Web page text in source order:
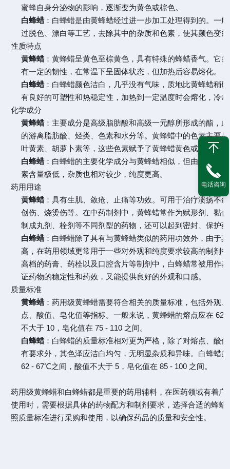
蜜蜂自身分泌物的影响，逐渐变为黄色或棕色。
白蜂蜡：白蜂蜡是由黄蜂蜡经过进一步加工处理得到的。一
过脱色、漂白等工艺，去除其中的杂质和色素，使其颜色变
性质特点
黄蜂蜡：黄蜂蜡呈黄色至棕黄色，具有特殊的蜂蜡香气。它
有一定的韧性，在常温下呈固体状态，但加热后容易熔化。
白蜂蜡：白蜂蜡颜色洁白，几乎没有气味，质地比黄蜂蜡稍
有良好的可塑性和热稳定性，加热到一定温度时会熔化，冷
化学成分
黄蜂蜡：主要成分是高级脂肪酸和高级一元醇所形成的酯，
的游离脂肪酸、烃类、色素和水分等。黄蜂蜡中的色素主要
叶黄素、胡萝卜素等，这些色素赋予了黄蜂蜡黄色或棕色的
白蜂蜡：白蜂蜡的主要化学成分与黄蜂蜡相似，但由于经过
素含量极低，杂质也相对较少，纯度更高。
药用用途
黄蜂蜡：具有生肌、敛疮、止痛等功效。可用于治疗溃疡不
创伤、烧烫伤等。在中药制剂中，黄蜂蜡常作为赋形剂、黏
制成丸剂、栓剂等不同剂型的药物，还可以起到密封、保护
白蜂蜡：白蜂蜡除了具有与黄蜂蜡类似的药用功效外，由于
高，在药用领域更常用于一些对外观和纯度要求较高的制剂
高档的药膏、药栓以及口腔含片等制剂中，白蜂蜡常被用作
证药物的稳定性和药效，又能提供良好的外观和口感。
质量标准
黄蜂蜡：药用级黄蜂蜡需要符合相关的质量标准，包括外观
点、酸值、皂化值等指标。一般来说，黄蜂蜡的熔点应在 62
不大于 10，皂化值在 75 - 110 之间。
白蜂蜡：白蜂蜡的质量标准相对更为严格，除了对熔点、酸
有要求外，其色泽应洁白均匀，无明显杂质和异味。白蜂蜡
62 - 67℃之间，酸值不大于 5，皂化值在 85 - 100 之间。
药用级黄蜂蜡和白蜂蜡都是重要的药用辅料，在医药领域有着广
使用时，需要根据具体的药物配方和制剂要求，选择合适的蜂蜡
照质量标准进行采购和使用，以确保药品的质量和安全性。
电话咨询